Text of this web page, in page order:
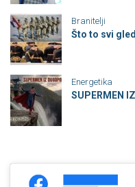
Branitelji
Što to svi
Energetika
SUPERMEN